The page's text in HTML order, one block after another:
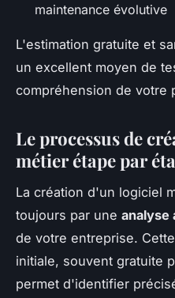
maintenance évolutive
L'estimation gratuite et
un excellent moyen de
compréhension de votre
Le processus de
métier étape par
La création d'un logiciel
toujours par une analyse
de votre entreprise.
initiale, souvent gratuite
permet d'identifier